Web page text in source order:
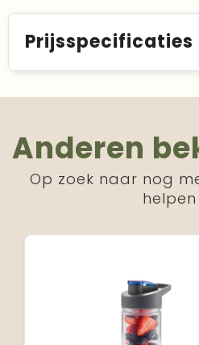
Prijsspecificaties
Anderen
Op zoek naar nog
helpen